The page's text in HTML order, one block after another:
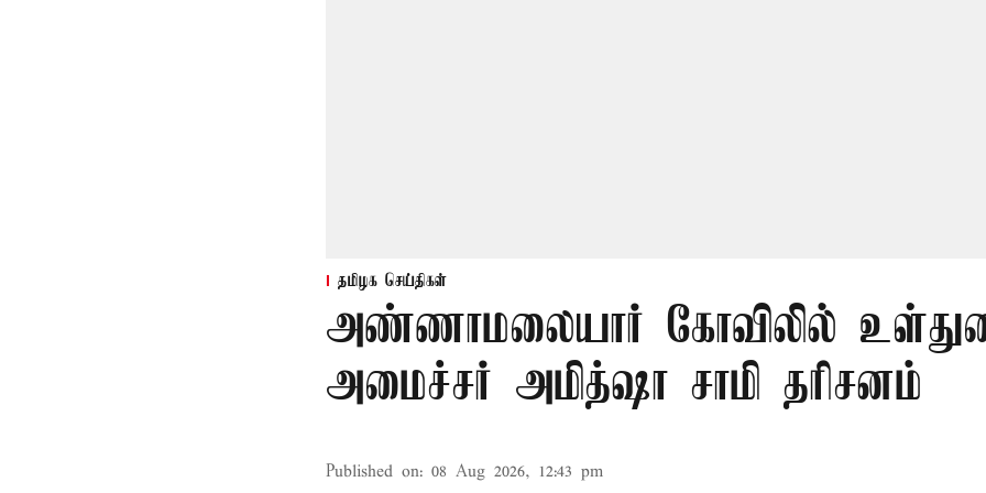
தமிழக செய்திகள்
அண்ணாமலையார் கோவிலில்
அமைச்சர் அமித்ஷா சாமி தரிசனம்
Published on: 08 Aug 2026, 12:43 pm